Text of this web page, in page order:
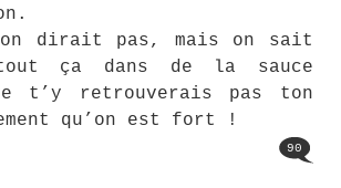
dirait pas, mais on sait
ça dans de la sauce
t’y retrouverais pas ton
qu’on est fort !
90